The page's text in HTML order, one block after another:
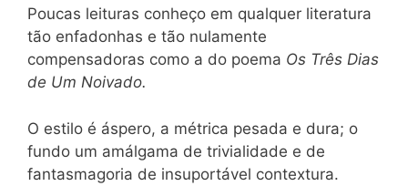
Poucas leituras conheço em qualquer literatura
tão enfadonhas e tão nulamente
compensadoras como a do poema Os Três Dias
de Um Noivado.
O estilo é áspero, a métrica pesada e dura; o
fundo um amálgama de trivialidade e de
fantasmagoria de insuportável contextura.